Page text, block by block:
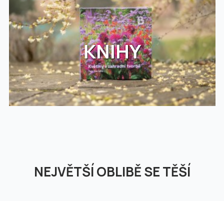
KNIHY
NEJVĚTŠÍ OBLIBĚ SE TĚŠÍ